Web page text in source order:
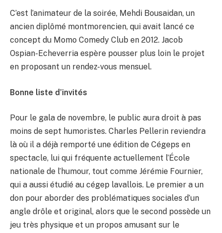
C’est l’animateur de la soirée, Mehdi Bousaidan, un
ancien diplômé montmorencien, qui avait lancé ce
concept du Momo Comedy Club en 2012. Jacob
Ospian-Echeverria espère pousser plus loin le projet
en proposant un rendez-vous mensuel.
Bonne liste d’invités
Pour le gala de novembre, le public aura droit à pas
moins de sept humoristes. Charles Pellerin reviendra
là où il a déjà remporté une édition de Cégeps en
spectacle, lui qui fréquente actuellement l’École
nationale de l’humour, tout comme Jérémie Fournier,
qui a aussi étudié au cégep lavallois. Le premier a un
don pour aborder des problématiques sociales d’un
angle drôle et original, alors que le second possède un
jeu très physique et un propos amusant sur le